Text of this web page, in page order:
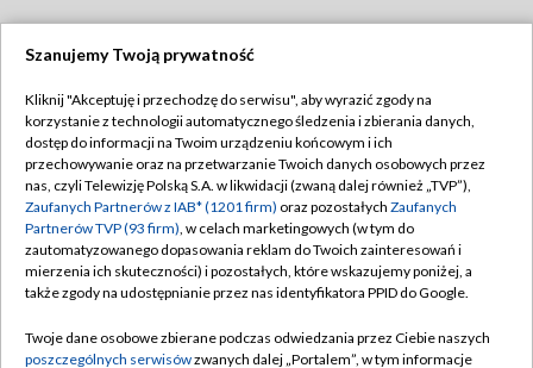
TVP
Abonament TVP
Emisja w TVP
Centrum informacji TVP
Naziemna Telewizja Cyfrowa
Rada Programowa
Regulamin TVP
Polityka prywatności
Moje zgody
Pomoc
Kontakt
Szanujemy Twoją prywatność
Kliknij "Akceptuję i przechodzę do serwisu", aby wyrazić zgody na
korzystanie z technologii automatycznego śledzenia i zbierania danych,
dostęp do informacji na Twoim urządzeniu końcowym i ich
przechowywanie oraz na przetwarzanie Twoich danych osobowych przez
nas, czyli Telewizję Polską S.A. w likwidacji (zwaną dalej również „TVP”),
Zaufanych Partnerów z IAB* (1201 firm) oraz pozostałych Zaufanych
Partnerów TVP (93 firm), w celach marketingowych (w tym do
zautomatyzowanego dopasowania reklam do Twoich zainteresowań i
mierzenia ich skuteczności) i pozostałych, które wskazujemy poniżej, a
także zgody na udostępnianie przez nas identyfikatora PPID do Google.
Twoje dane osobowe zbierane podczas odwiedzania przez Ciebie naszych
poszczególnych serwisówzwanych dalej „Portalem”, w tym informacje